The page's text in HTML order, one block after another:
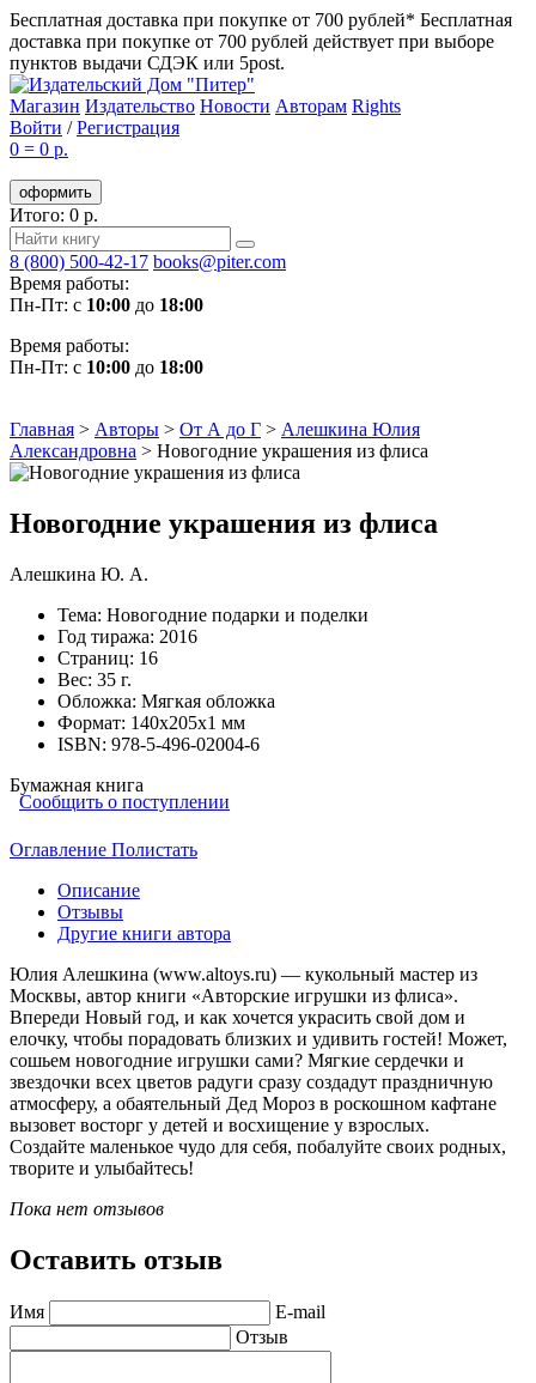
Бесплатная доставка при покупке от 700 рублей* Бесплатная
доставка при покупке от 700 рублей действует при выборе
пунктов выдачи СДЭК или 5post.
Магазин Издательство Новости Авторам Rights
Войти /Регистрация
0 = 0 р.
оформить
Итого: 0 р.
8 (800) 500-42-17 books@piter.com
Время работы:
Пн-Пт: с 10:00 до 18:00
Время работы:
Пн-Пт: с 10:00 до 18:00
Главная > Авторы > От А до Г > Алешкина Юлия
Александровна > Новогодние украшения из флиса
Новогодние украшения из флиса
Алешкина Ю. А.
Тема: Новогодние подарки и поделки
Год тиража: 2016
Страниц: 16
Вес: 35 г.
Обложка: Мягкая обложка
Формат: 140х205х1 мм
ISBN: 978-5-496-02004-6
Бумажная книга
Сообщить о поступлении
Оглавление Полистать
Описание
Отзывы
Другие книги автора
Юлия Алешкина (www.altoys.ru) — кукольный мастер из
Москвы, автор книги «Авторские игрушки из флиса».
Впереди Новый год, и как хочется украсить свой дом и
елочку, чтобы порадовать близких и удивить гостей! Может,
сошьем новогодние игрушки сами? Мягкие сердечки и
звездочки всех цветов радуги сразу создадут праздничную
атмосферу, а обаятельный Дед Мороз в роскошном кафтане
вызовет восторг у детей и восхищение у взрослых.
Создайте маленькое чудо для себя, побалуйте своих родных,
творите и улыбайтесь!
Пока нет отзывов
Оставить отзыв
Имя
E-mail
Отзыв